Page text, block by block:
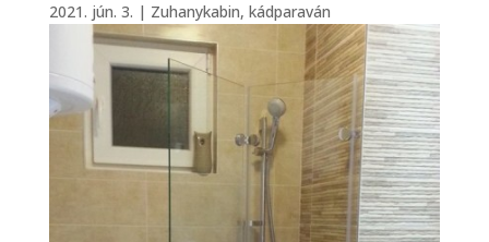
2021. jún. 3. | Zuhanykabin, kádparaván